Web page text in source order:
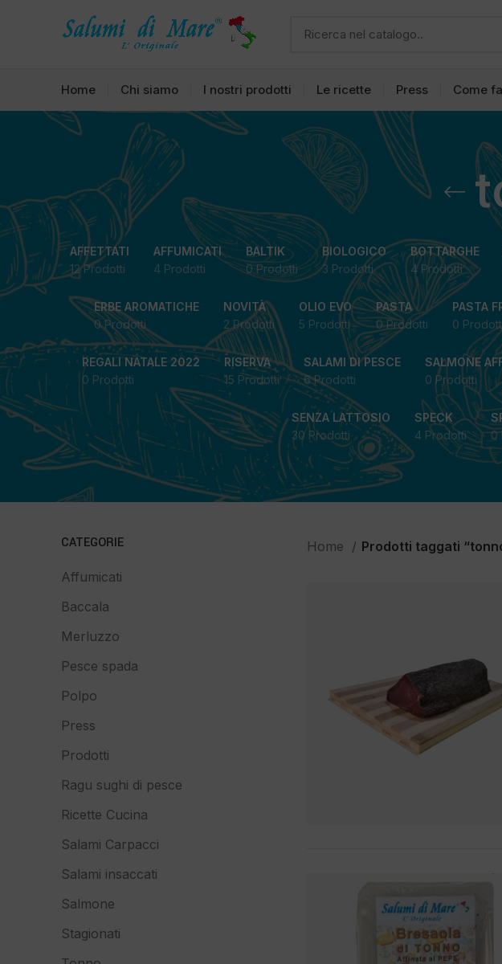
Home Chi siamo I nostri prodotti Le ricette Press Come
AFFETTATI
12 Prodotti
AFFUMICATI
4 Prodotti
BALTIK
0 Prodotti
BIOLOGICO
3 Prodotti
BOTTARGHE
4 Prodotti
ERBE AROMATICHE
0 Prodotti
NOVITÀ
2 Prodotti
OLIO EVO
5 Prodotti
PASTA
0 Prodotti
PASTA
0
REGALI NATALE 2022
0 Prodotti
RISERVA
15 Prodotti
SALAMI DI PESCE
6 Prodotti
SALMONE
0 Prodotti
SENZA LATTOSIO
30 Prodotti
SPECK
4 Prodotti
0
CATEGORIE
Affumicati
Baccala
Merluzzo
Pesce spada
Polpo
Press
Prodotti
Ragu sughi di pesce
Ricette Cucina
Salami Carpacci
Salami insaccati
Salmone
Stagionati
Home Prodotti taggati